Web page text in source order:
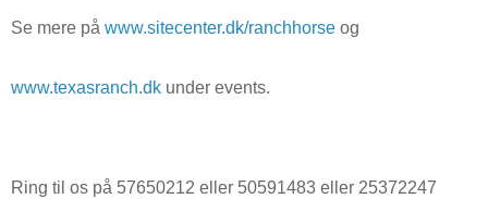
Se mere på www.sitecenter.dk/ranchhorse og
www.texasranch.dk under events.
Ring til os på 57650212 eller 50591483 eller 25372247